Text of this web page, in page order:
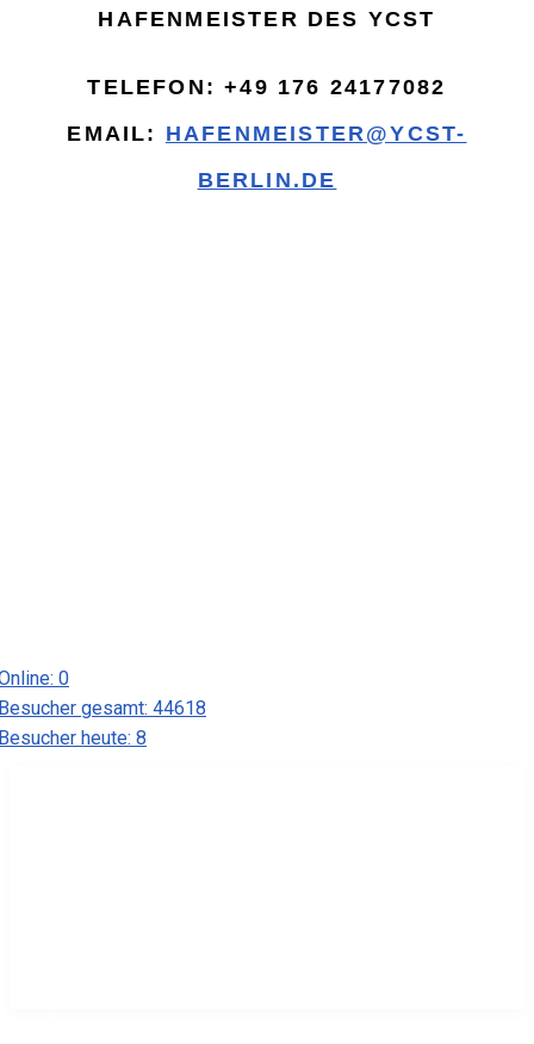
HAFENMEISTER DES YCST
TELEFON:‭+49 176 24177082‬
EMAIL: HAFENMEISTER@YCST-
BERLIN.DE
0
gesamt: 44618
heute: 8